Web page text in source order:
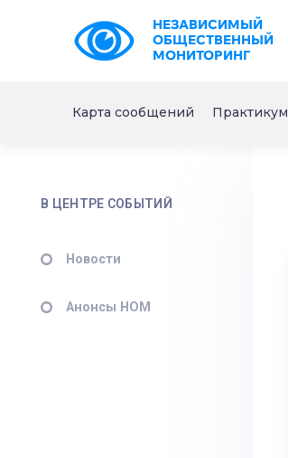
НЕЗАВИСИМЫЙ
ОБЩЕСТВЕННЫЙ
МОНИТОРИНГ
Карта сообщений
В ЦЕНТРЕ СОБЫТИЙ
Новости
Анонсы НОМ